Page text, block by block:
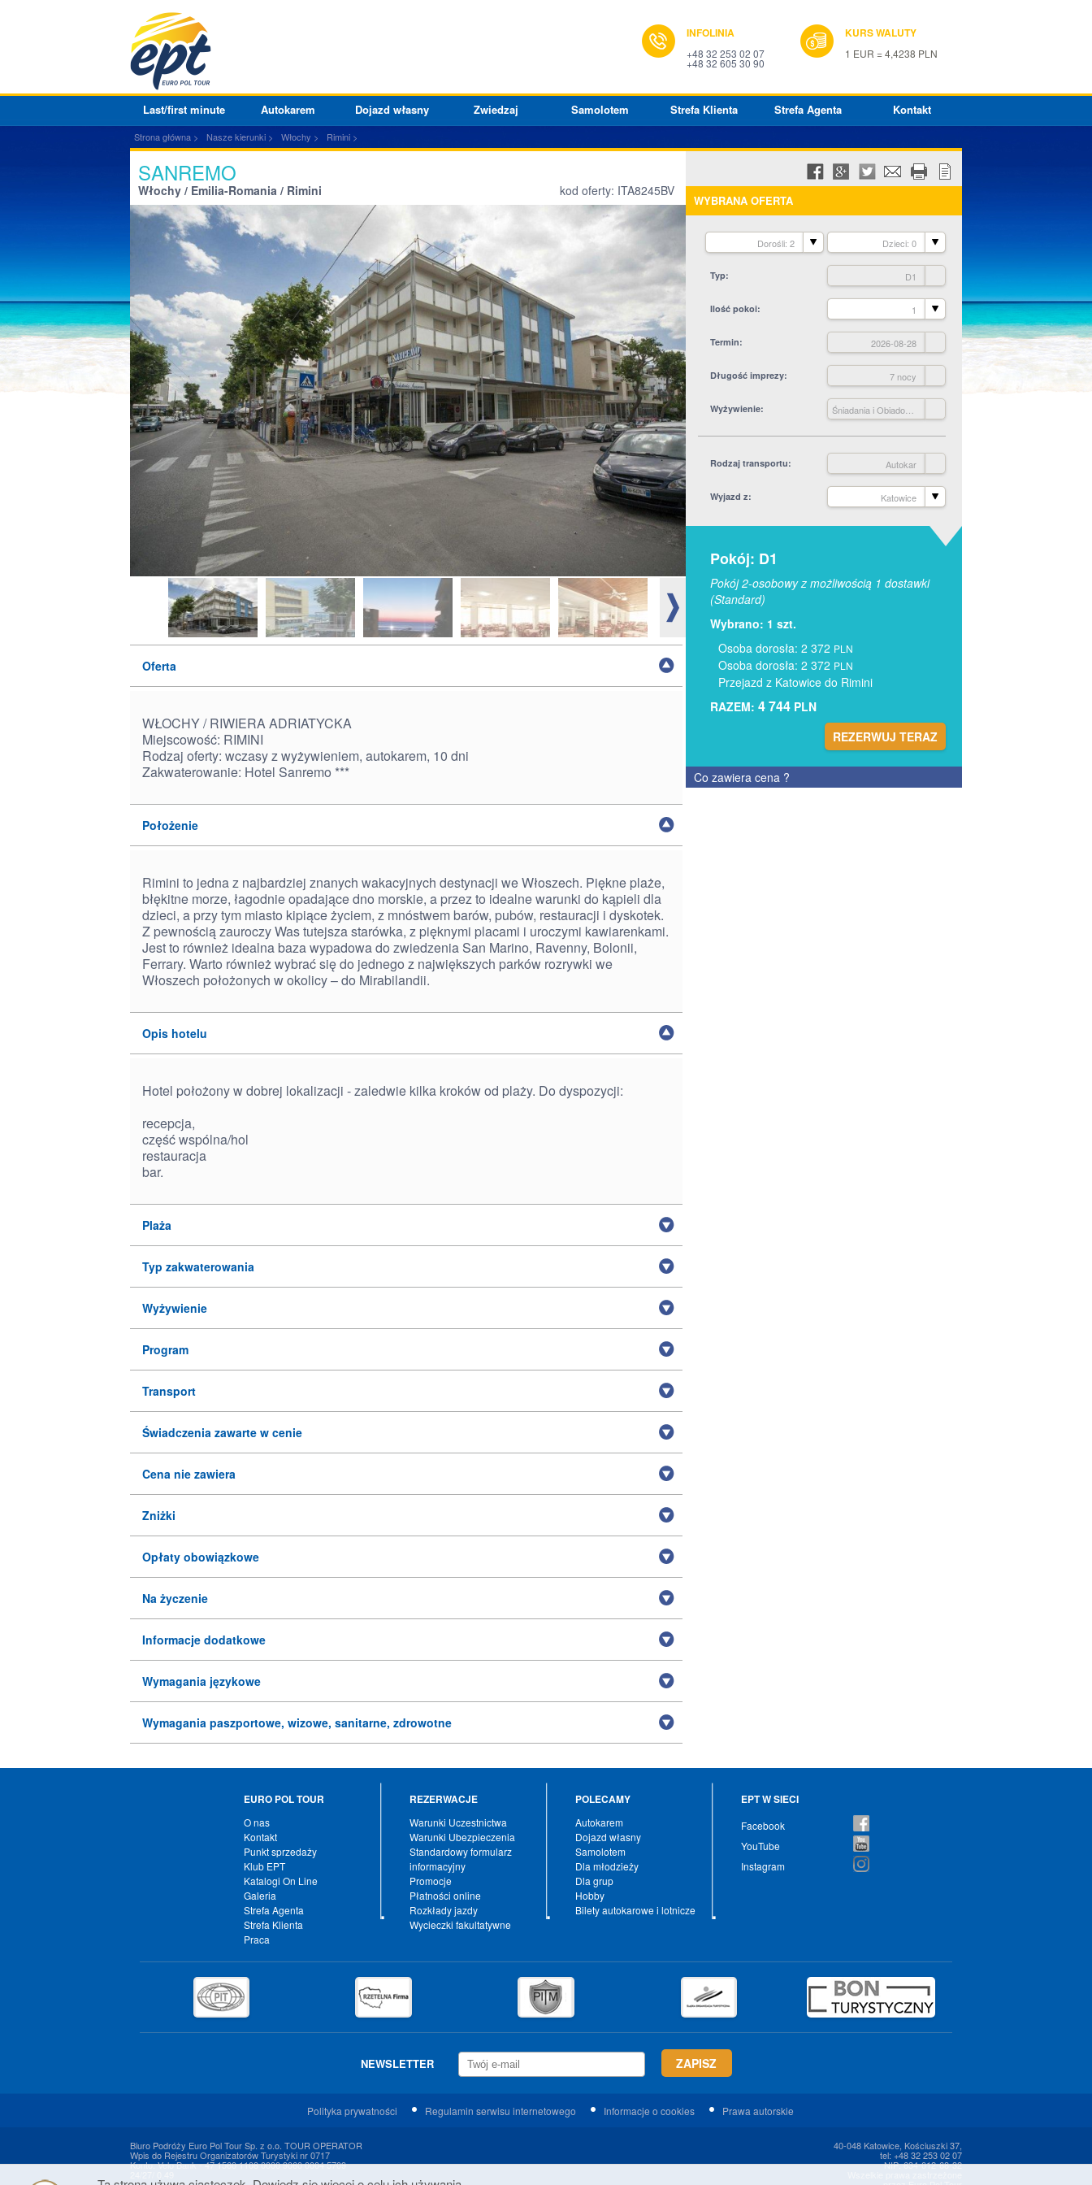
INFOLINIA
+48 32 253 02 07
+48 32 605 30 90
KURS WALUTY
1 EUR = 4,4238 PLN
Last/first minute Autokarem Dojazd własny Zwiedzaj Samolotem Strefa Klienta Strefa Agenta Kontakt
Strona główna Nasze kierunki Włochy Rimini
SANREMO
Włochy / Emilia-Romania / Rimini kod oferty: ITA8245BV
WYBRANA OFERTA
Dorośli: 2 Dzieci: 0
Typ D1
Ilość pokoi 1
Termin 2026-08-28
Długość imprezy 7 nocy
Wyżywienie
Rodzaj transportu Autokar
Wyjazd z Katowice
Pokój: D1
Pokój 2-osobowy z możliwością 1 dostawki
(Standard)
Wybrano: 1 szt.
Osoba dorosła: 2 372 PLN
Osoba dorosła: 2 372 PLN
Przejazd z Katowice do Rimini
RAZEM: 4 744 PLN
REZERWUJ TERAZ
Co zawiera cena ?
Oferta
WŁOCHY / RIWIERA ADRIATYCKA
Miejscowość: RIMINI
Rodzaj oferty: wczasy z wyżywieniem, autokarem, 10 dni
Zakwaterowanie: Hotel Sanremo ***
Położenie
Rimini to jedna z najbardziej znanych wakacyjnych destynacji we Włoszech. Piękne plaże,
błękitne morze, łagodnie opadające dno morskie, a przez to idealne warunki do kąpieli dla
dzieci, a przy tym miasto kipiące życiem, z mnóstwem barów, pubów, restauracji i dyskotek.
Z pewnością zauroczy Was tutejsza starówka, z pięknymi placami i uroczymi kawiarenkami.
Jest to również idealna baza wypadowa do zwiedzenia San Marino, Ravenny, Bolonii,
Ferrary. Warto również wybrać się do jednego z największych parków rozrywki we
Włoszech położonych w okolicy – do Mirabilandii.
Opis hotelu
Hotel położony w dobrej lokalizacji - zaledwie kilka kroków od plaży. Do dyspozycji:
recepcja,
część wspólna/hol
restauracja
bar.
Plaża
Typ zakwaterowania
Wyżywienie
Program
Transport
Świadczenia zawarte w cenie
Cena nie zawiera
Zniżki
Opłaty obowiązkowe
Na życzenie
Informacje dodatkowe
Wymagania językowe
Wymagania paszportowe, wizowe, sanitarne, zdrowotne
EURO POL TOUR
O nas
Kontakt
Punkt sprzedaży
Klub EPT
Katalogi On Line
Galeria
Strefa Agenta
Strefa Klienta
Praca
REZERWACJE
Warunki Uczestnictwa
Warunki Ubezpieczenia
Standardowy formularz
informacyjny
Promocje
Płatności online
Rozkłady jazdy
Wycieczki fakultatywne
POLECAMY
Autokarem
Dojazd własny
Samolotem
Dla młodzieży
Dla grup
Hobby
Bilety autokarowe i lotnicze
EPT W SIECI
Facebook
YouTube
Instagram
NEWSLETTER
Polityka prywatności Regulamin serwisu internetowego Informacje o cookies Prawa autorskie
Biuro Podróży Euro Pol Tour Sp. z o.o. TOUR OPERATOR
Wpis do Rejestru Organizatorów Turystyki nr 0717
Konto: Velo Bank - 47 1560 1108 0000 9060 0004 5709
40-048 Katowice, Kościuszki 37,
tel: +48 32 253 02 07
NIP: 634-012-68-32